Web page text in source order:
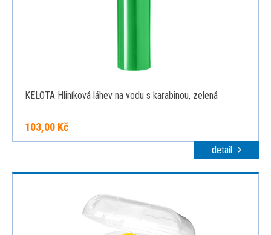
KELOTA Hliníková láhev na vodu s karabinou, zelená
103,00 Kč
detail